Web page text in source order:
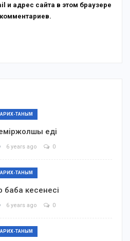
и адрес сайта в этом браузере
ТАНЫМ
еді
6 years ago 0
ТАНЫМ
баба кесенесі
6 years ago 0
ТАНЫМ